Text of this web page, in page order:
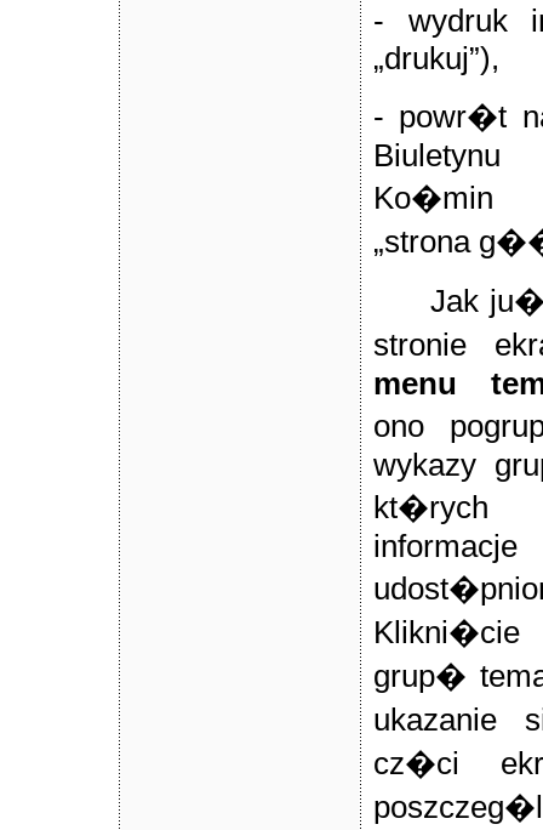
- wydruk
„drukuj”),
- powr�t
Ko�min
„strona
Jak ju�
stronie
menu
ono
wykazy
kt�rych
grup�
ukazanie
cz�ci